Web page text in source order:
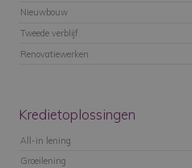
Nieuwbouw
Tweede verblijf
Renovatiewerken
Kredietoplossingen
All-in lening
Groeilening